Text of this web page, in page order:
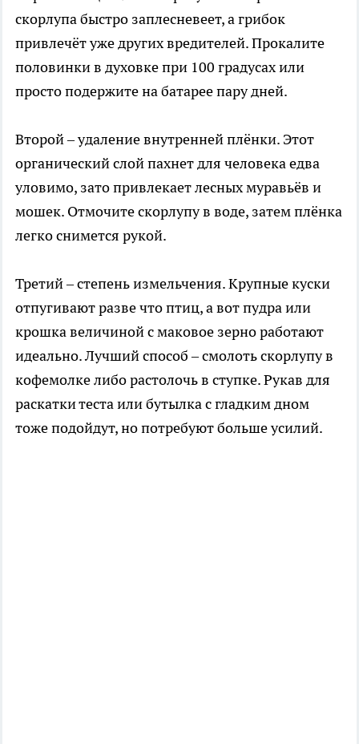
скорлупа быстро заплесневеет, а грибок
привлечёт уже других вредителей. Прокалите
половинки в духовке при 100 градусах или
просто подержите на батарее пару дней.
Второй – удаление внутренней плёнки. Этот
органический слой пахнет для человека едва
уловимо, зато привлекает лесных муравьёв и
мошек. Отмочите скорлупу в воде, затем плёнка
легко снимется рукой.
Третий – степень измельчения. Крупные куски
отпугивают разве что птиц, а вот пудра или
крошка величиной с маковое зерно работают
идеально. Лучший способ – смолоть скорлупу в
кофемолке либо растолочь в ступке. Рукав для
раскатки теста или бутылка с гладким дном
тоже подойдут, но потребуют больше усилий.